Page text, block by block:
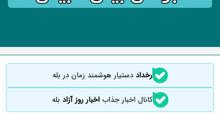
رخداددستیار هوشمند زمان در بله
کانال اخبار جذاباخبار روز آزاد بله